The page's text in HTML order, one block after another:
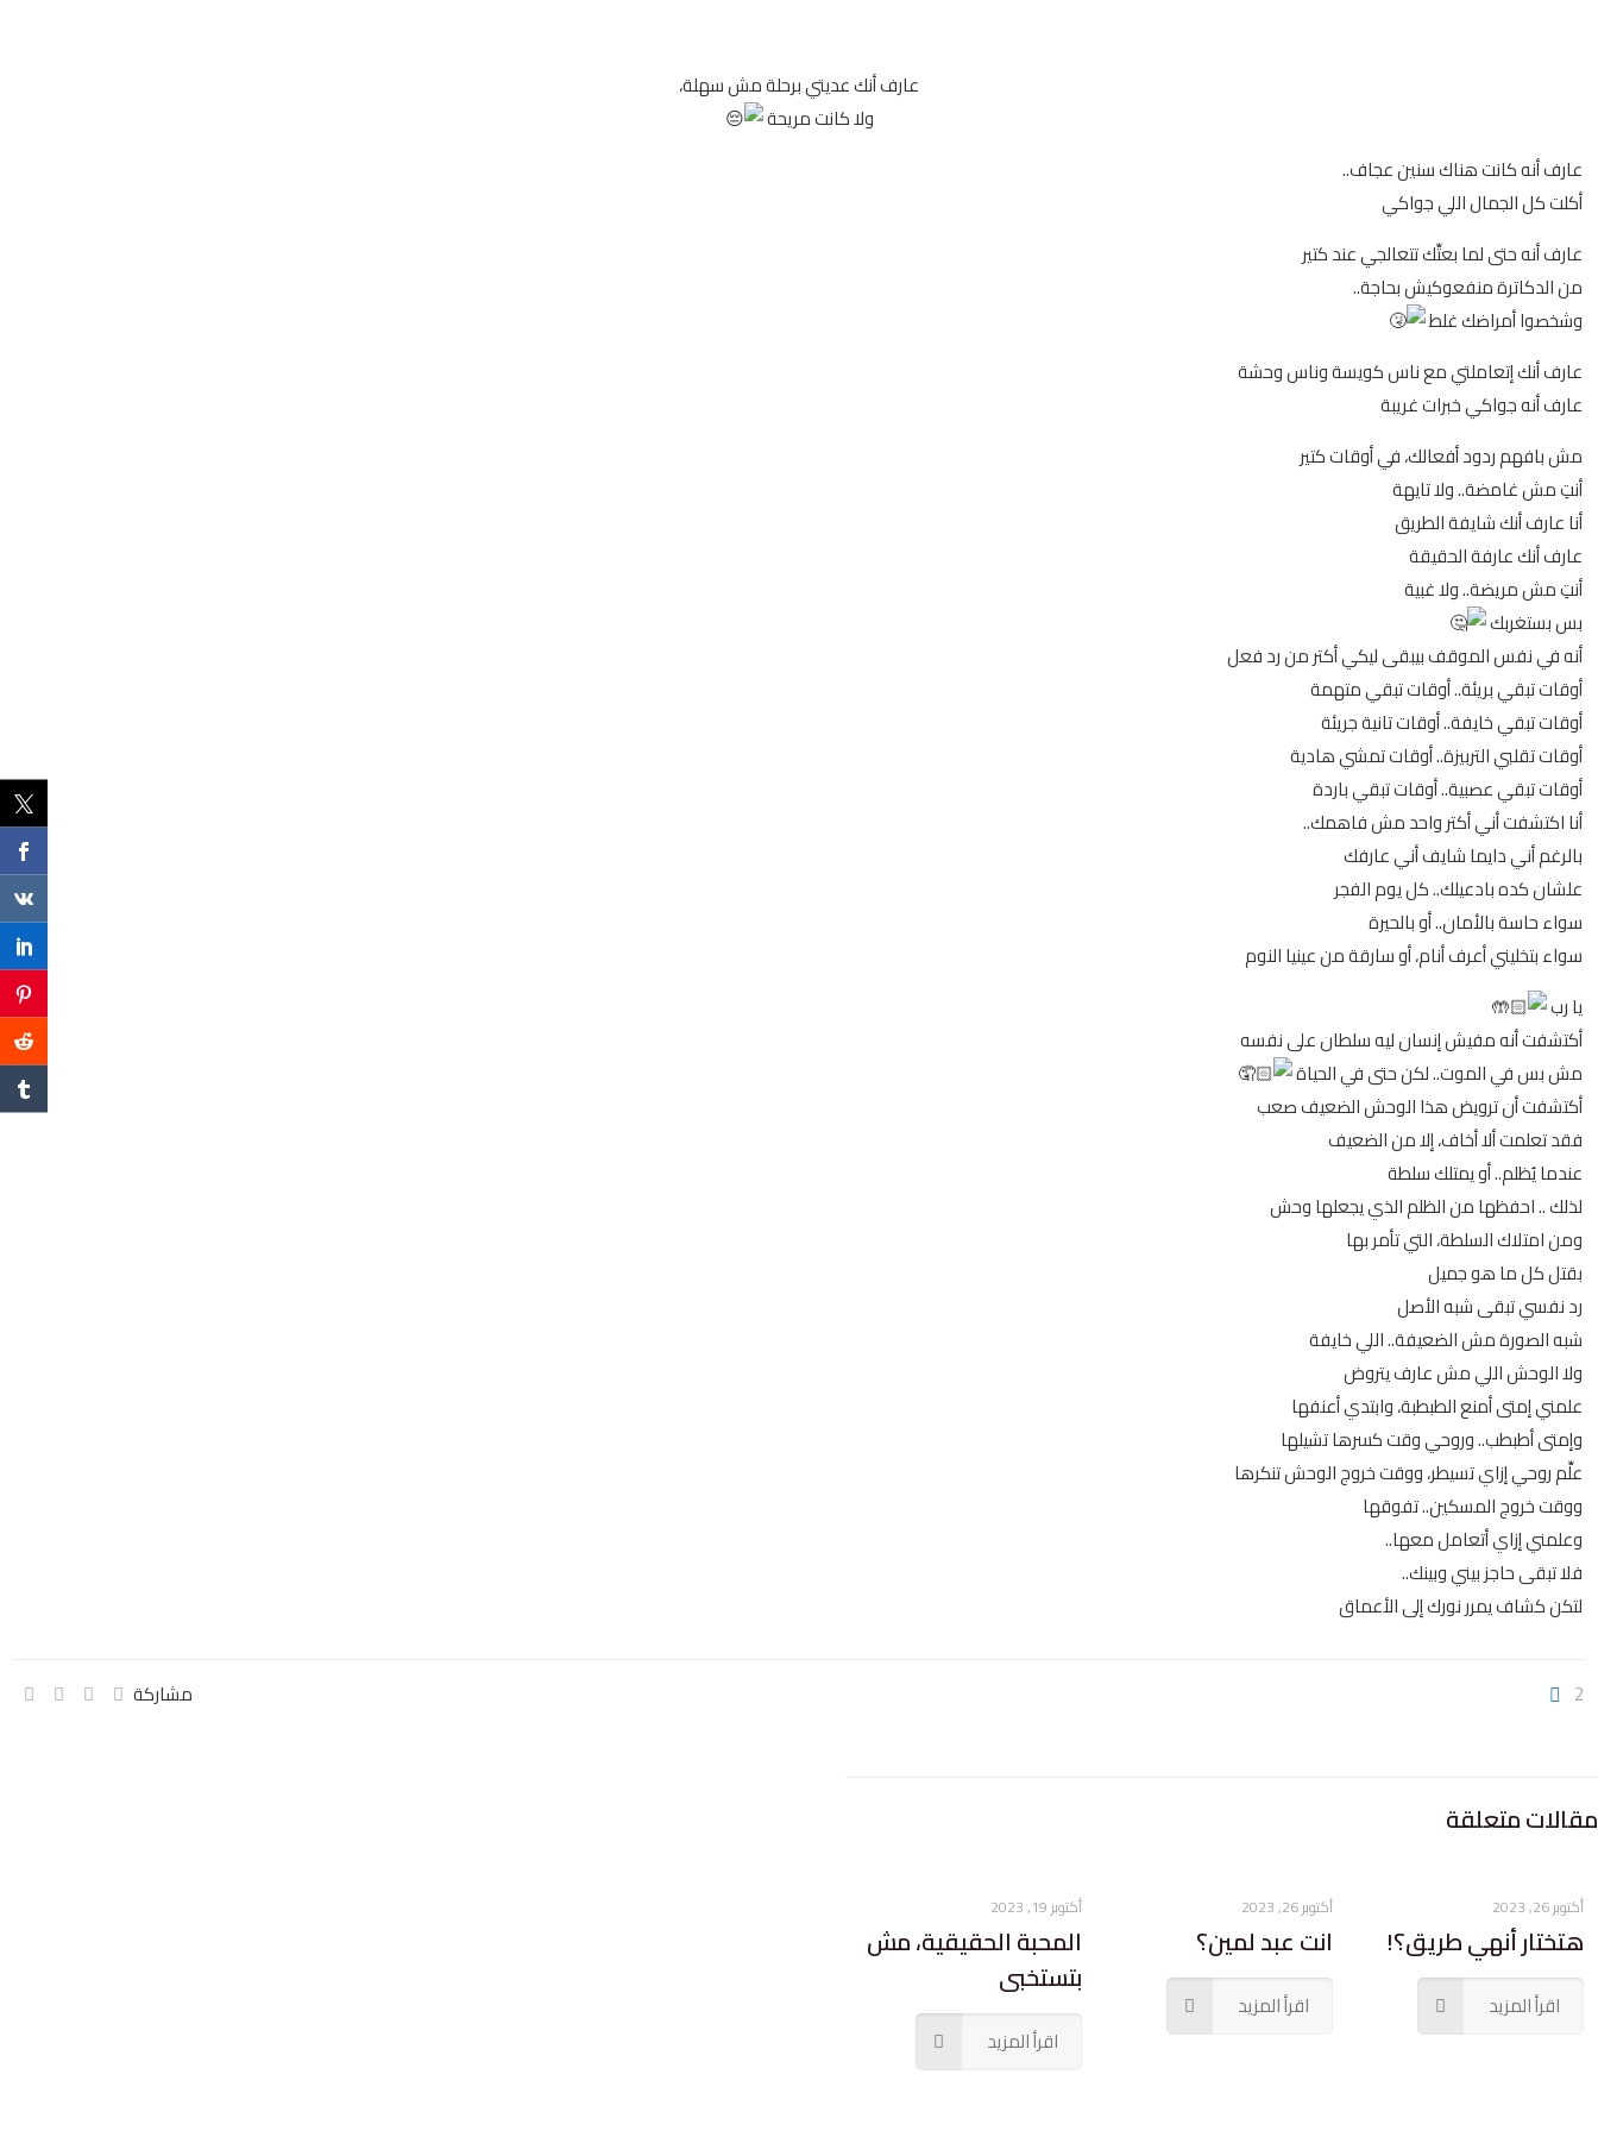
عارف أنك عديتي برحلة مش سهلة،
ولا كانت مريحة
عارف أنه كانت هناك سنين عجاف..
أكلت كل الجمال اللي جواكي
عارف أنه حتى لما بعتِّك تتعالجي عند كتير
من الدكاترة منفعوكيش بحاجة..
وشخصوا أمراضك غلط
عارف أنك إتعاملتي مع ناس كويسة وناس وحشة
عارف أنه جواكي خبرات غريبة
مش بافهم ردود أفعالك، في أوقات كتير
أنتِ مش غامضة.. ولا تايهة
أنا عارف أنك شايفة الطريق
عارف أنك عارفة الحقيقة
أنتِ مش مريضة.. ولا غبية
بس بستغربك
أنه في نفس الموقف بيبقى ليكي أكتر من رد فعل
أوقات تبقي بريئة.. أوقات تبقي متهمة
أوقات تبقي خايفة.. أوقات تانية جريئة
أوقات تقلبي التربيزة.. أوقات تمشي هادية
أوقات تبقي عصبية.. أوقات تبقي باردة
أنا اكتشفت أني أكتر واحد مش فاهمك..
بالرغم أني دايما شايف أني عارفك
علشان كده بادعيلك.. كل يوم الفجر
سواء حاسة بالأمان.. أو بالحيرة
سواء بتخليني أعرف أنام، أو سارقة من عينيا النوم
يا رب
أكتشفت أنه مفيش إنسان ليه سلطان على نفسه
مش بس في الموت.. لكن حتى في الحياة
أكتشفت أن ترويض هذا الوحش الضعيف صعب
فقد تعلمت ألا أخاف، إلا من الضعيف
عندما يُظلم.. أو يمتلك سلطة
لذلك .. احفظها من الظلم الذي يجعلها وحش
ومن امتلاك السلطة، التي تأمر بها
بقتل كل ما هو جميل
رد نفسي تبقى شبه الأصل
شبه الصورة مش الضعيفة.. اللي خايفة
ولا الوحش اللي مش عارف يتروض
علمني إمتى أمنع الطبطبة، وابتدي أعنفها
وإمتى أطبطب.. وروحي وقت كسرها تشيلها
علِّم روحي إزاي تسيطر، ووقت خروج الوحش تنكرها
ووقت خروج المسكين.. تفوقها
وعلمني إزاي أتعامل معها..
فلا تبقى حاجز بيني وبينك..
لتكن كشاف يمرر نورك إلى الأعماق
مشاركة 2
مقالات متعلقة
أكتوبر 26, 2023
هتختار أنهي طريق؟!
اقرأ المزيد
أكتوبر 26, 2023
انت عبد لمين؟
اقرأ المزيد
أكتوبر 19, 2023
المحبة الحقيقية، مش
بتستخبى
اقرأ المزيد